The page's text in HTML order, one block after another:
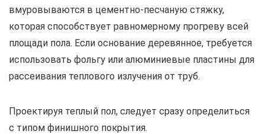
вмуровываются в цементно-песчаную стяжку,
которая способствует равномерному прогреву всей
площади пола. Если основание деревянное, требуется
использовать фольгу или алюминиевые пластины для
рассеивания теплового излучения от труб.
Проектируя теплый пол, следует сразу определиться
с типом финишного покрытия.